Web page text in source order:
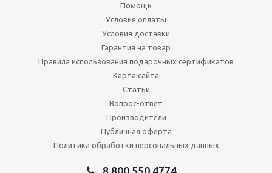
Помощь
Условия оплаты
Условия доставки
Гарантия на товар
Правила использования подарочных сертификатов
Карта сайта
Статьи
Вопрос-ответ
Производители
Публичная оферта
Политика обработки персональных данных
8 800 550 4774